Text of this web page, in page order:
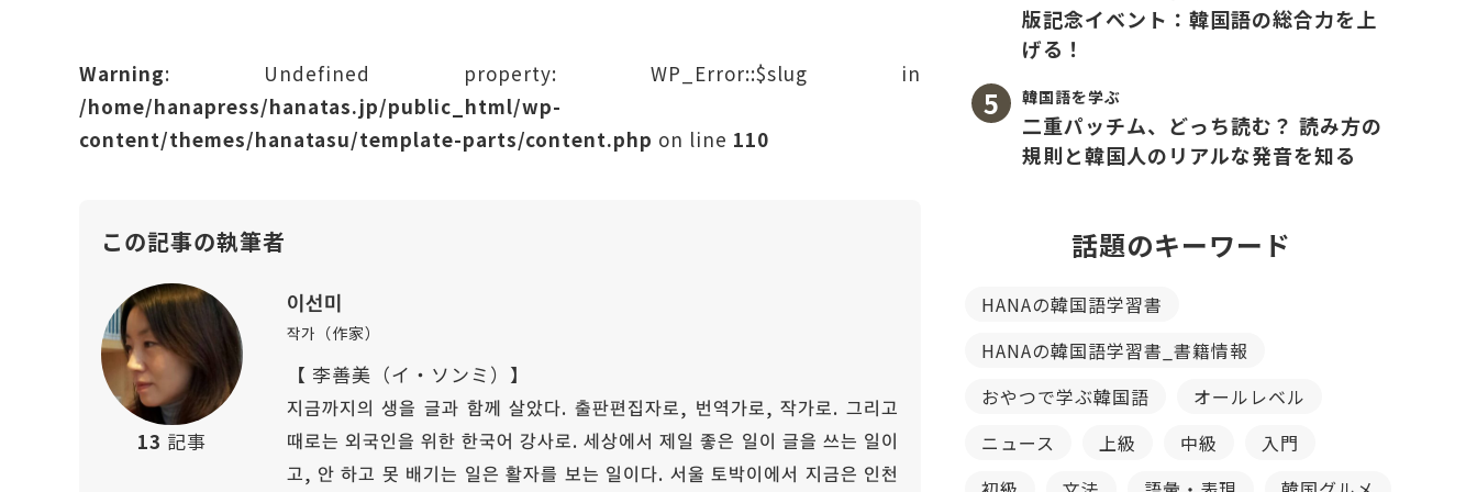
Warning: Undefined property: WP_Error::$slug in
/home/hanapress/hanatas.jp/public_html/wp-
content/themes/hanatasu/template-parts/content.php on line 110
この記事の執筆者
13 記事
이선미
작가（作家）
【 李善美（イ・ソンミ）】
지금까지의 생을 글과 함께 살았다. 출판편집자로, 번역가로, 작가로. 그리고
때로는 외국인을 위한 한국어 강사로. 세상에서 제일 좋은 일이 글을 쓰는 일이
고, 안 하고 못 배기는 일은 활자를 보는 일이다. 서울 토박이에서 지금은 인천
版記念イベント：韓国語の総合力を上
げる！
韓国語を学ぶ
二重パッチム、どっち読む？ 読み方の
規則と韓国人のリアルな発音を知る
話題のキーワード
HANAの韓国語学習書
HANAの韓国語学習書_書籍情報
おやつで学ぶ韓国語
オールレベル
ニュース
上級 中級
入門